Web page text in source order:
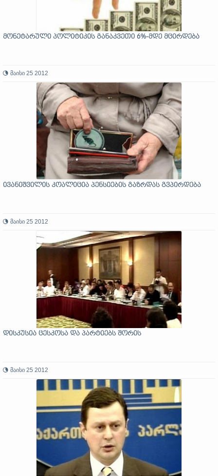
მონეტარული პოლიტიკის განაკვეთი 6%-მდე მცირდება
მაისი 25 2012
ივანიშვილის კოალიცია პენსიების გაზრდას გვპირდება
მაისი 25 2012
დისკუსია ცესკოსა და პარტიებს შორის
მაისი 25 2012